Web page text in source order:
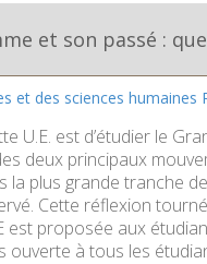
et son passé :
et des sciences humaines
U.E. est d’étudier le
deux principaux
la plus grande tranche
Cette réflexion
est proposée aux
ouverte à tous les